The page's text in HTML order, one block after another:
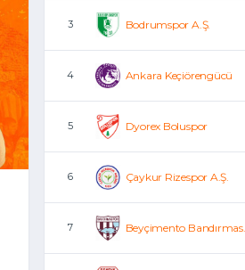
3 Bodrumspor A.Ş.
4 Ankara Keçiörengücü
5 Dyorex Boluspor
6 Çaykur Rizespor A.Ş.
7 Beyçimento Bandırmas...